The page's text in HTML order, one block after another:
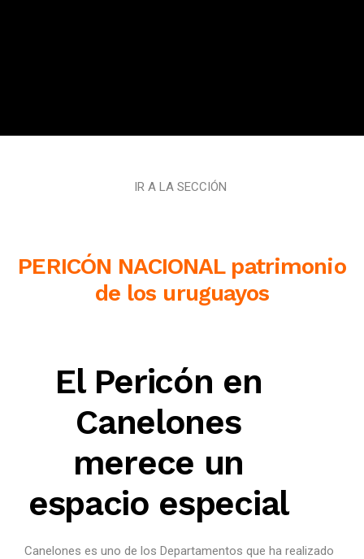
IR A LA SECCIÓN
PERICÓN NACIONAL patrimonio
de los uruguayos
El Pericón en
Canelones
merece un
espacio especial
Canelones es uno de los Departamentos que ha realizado